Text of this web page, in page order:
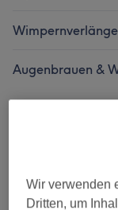
Augenbrauen &
Bild anklicken für
Wir verwenden
Dritten, um